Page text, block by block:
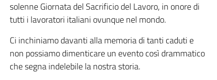
solenne Giornata del Sacrificio del Lavoro, in onore di
tutti i lavoratori italiani ovunque nel mondo.
Ci inchiniamo davanti alla memoria di tanti caduti e
non possiamo dimenticare un evento così drammatico
che segna indelebile la nostra storia.